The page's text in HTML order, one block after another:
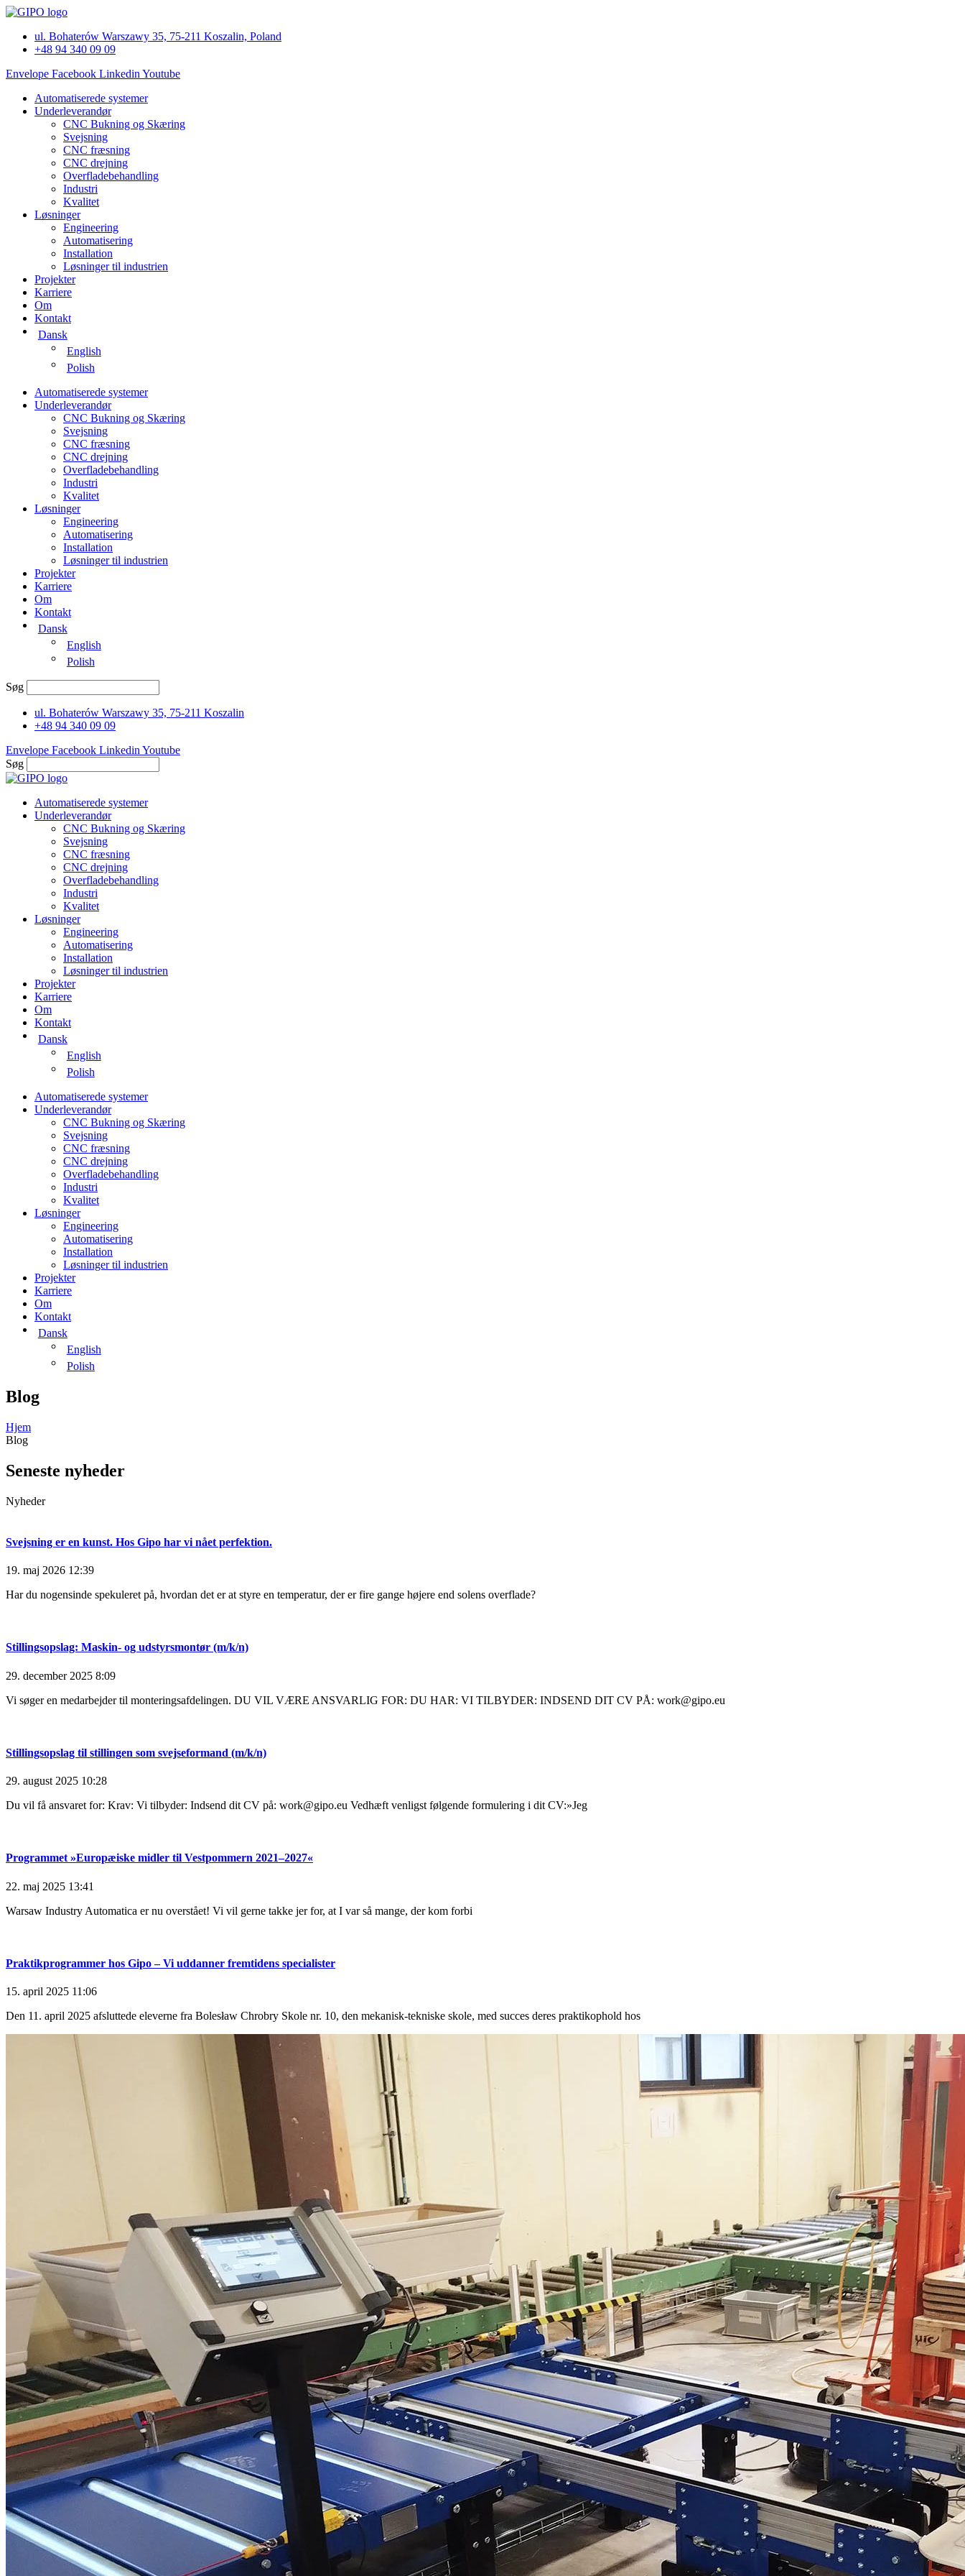
Videre
indholdul. Bohaterów Warszawy 35, 75-211 Koszalin, Poland
+48 94 340 09 09
Envelope Facebook Linkedin Youtube
Automatiserede systemer
Underleverandør
CNC Bukning og Skæring
Svejsning
CNC fræsning
CNC drejning
Overfladebehandling
Industri
Kvalitet
Løsninger
Engineering
Automatisering
Installation
Løsninger til industrien
Projekter
Karriere
Om
Kontakt
Dansk
English
Polish
Automatiserede systemer
Underleverandør
CNC Bukning og Skæring
Svejsning
CNC fræsning
CNC drejning
Overfladebehandling
Industri
Kvalitet
Løsninger
Engineering
Automatisering
Installation
Løsninger til industrien
Projekter
Karriere
Om
Kontakt
Dansk
English
Polish
Søg
ul. Bohaterów Warszawy 35, 75-211 Koszalin
+48 94 340 09 09
Envelope Facebook Linkedin Youtube
Søg
Automatiserede systemer
Underleverandør
CNC Bukning og Skæring
Svejsning
CNC fræsning
CNC drejning
Overfladebehandling
Industri
Kvalitet
Løsninger
Engineering
Automatisering
Installation
Løsninger til industrien
Projekter
Karriere
Om
Kontakt
Dansk
English
Polish
Automatiserede systemer
Underleverandør
CNC Bukning og Skæring
Svejsning
CNC fræsning
CNC drejning
Overfladebehandling
Industri
Kvalitet
Løsninger
Engineering
Automatisering
Installation
Løsninger til industrien
Projekter
Karriere
Om
Kontakt
Dansk
English
Polish
Blog
Hjem
Blog
Seneste nyheder
Nyheder
Svejsning er en kunst. Hos Gipo har vi nået perfektion.
19. maj 2026 12:39
Har du nogensinde spekuleret på, hvordan det er at styre en temperatur, der er fire gange højere end solens overflade?
Stillingsopslag: Maskin- og udstyrsmontør (m/k/n)
29. december 2025 8:09
Vi søger en medarbejder til monteringsafdelingen. DU VIL VÆRE ANSVARLIG FOR: DU HAR: VI TILBYDER: INDSEND DIT CV PÅ: work@gipo.eu
Stillingsopslag til stillingen som svejseformand (m/k/n)
29. august 2025 10:28
Du vil få ansvaret for: Krav: Vi tilbyder: Indsend dit CV på: work@gipo.eu Vedhæft venligst følgende formulering i dit CV:»Jeg
Programmet »Europæiske midler til Vestpommern 2021–2027«
22. maj 2025 13:41
Warsaw Industry Automatica er nu overstået! Vi vil gerne takke jer for, at I var så mange, der kom forbi
Praktikprogrammer hos Gipo – Vi uddanner fremtidens specialister
15. april 2025 11:06
Den 11. april 2025 afsluttede eleverne fra Bolesław Chrobry Skole nr. 10, den mekanisk-tekniske skole, med succes deres praktikophold hos